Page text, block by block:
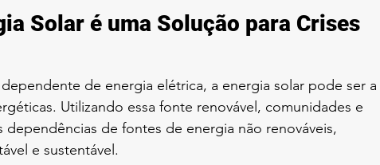
Solar é uma Solução para Crises
de energia elétrica, a energia solar pode ser a
Utilizando essa fonte renovável, comunidades e
dependências de fontes de energia não renováveis,
e sustentável.